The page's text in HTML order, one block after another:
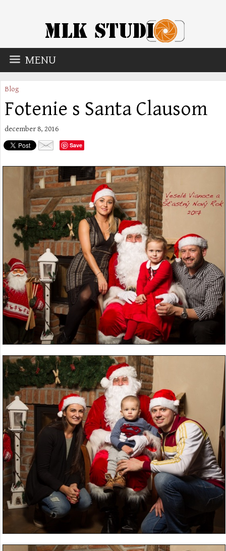
MENU
Blog
Fotenie s Santa Clausom
december 8, 2016
Save